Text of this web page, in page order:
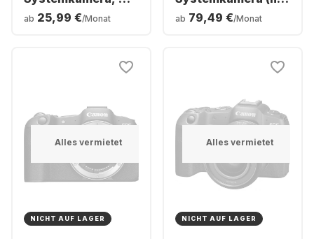
Objektiv E PZ 16-50
mm f/3.5-5.6 OSS
ab 25,99 €/Monat
Gehäuse)
ab 79,49 €/Monat
Alles vermietet
NICHT AUF LAGER
Alles vermietet
NICHT AUF LAGER